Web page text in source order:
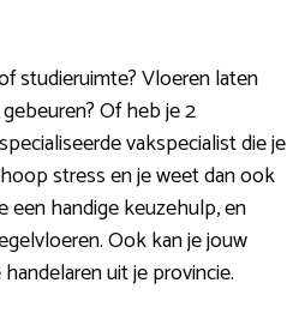
studieruimte? Vloeren laten
Of heb je 2
vakspecialist die je
stress en je weet dan ook
een handige keuzehulp, en
Ook kan je jouw
uit je provincie.